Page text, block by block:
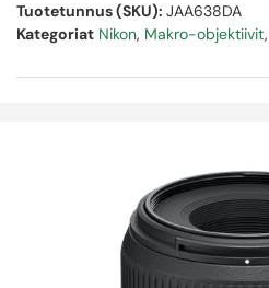
Tuotetunnus (SKU): JAA638DA
Kategoriat Nikon, Makro-objektiivit,